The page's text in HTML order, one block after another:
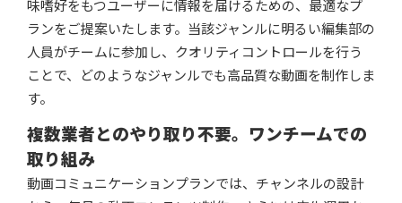
味嗜好をもつユーザーに情報を届けるための、最適なプ
ランをご提案いたします。当該ジャンルに明るい編集部の
人員がチームに参加し、クオリティコントロールを行う
ことで、どのようなジャンルでも高品質な動画を制作しま
す。​
複数業者とのやり取り不要。ワンチームでの
取り組み​
動画コミュニケーションプランでは、チャンネルの設計